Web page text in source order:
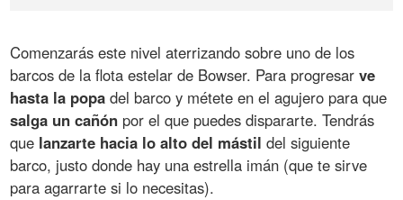
Comenzarás este nivel aterrizando sobre uno de los
barcos de la flota estelar de Bowser. Para progresarve
hasta la popa del barco y métete en el agujero para que
salga un cañón por el que puedes dispararte. Tendrás
que lanzarte hacia lo alto del mástil del siguiente
barco, justo donde hay una estrella imán (que te sirve
para agarrarte si lo necesitas).